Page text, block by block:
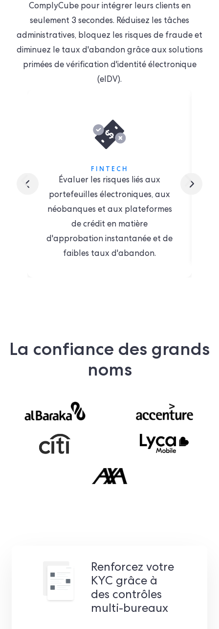
ComplyCube pour intégrer leurs clients en
seulement 3 secondes. Réduisez les tâches
administratives, bloquez les risques de fraude et
diminuez le taux d'abandon grâce aux solutions
primées de vérification d'identité électronique
(eIDV).
FINTECH
Évaluer les risques liés aux
portefeuilles électroniques, aux
néobanques et aux plateformes
de crédit en matière
d'approbation instantanée et de
faibles taux d'abandon.
La confiance des grands
noms
Renforcez votre
KYC grâce à
des contrôles
multi-bureaux